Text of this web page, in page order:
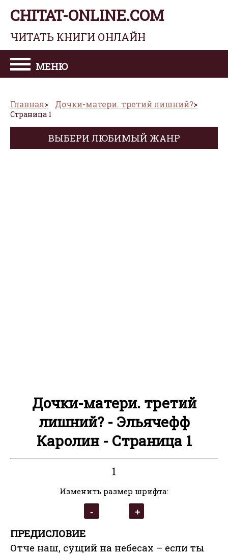
CHITAT-ONLINE.COM
ЧИТАТЬ КНИГИ ОНЛАЙН
МЕНЮ
Главная Дочки-матери. третий лишний?
Страница 1
ВЫБЕРИ ЛЮБИМЫЙ ЖАНР
Дочки-матери. третий
лишний? - Эльячефф
Каролин - Страница 1
1
Изменить размер шрифта:
ПРЕДИСЛОВИЕ
Отче наш, сущий на небесах – если ты